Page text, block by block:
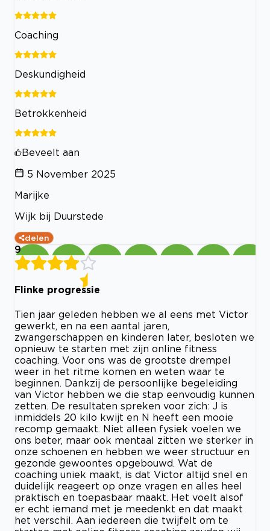
Coaching
Deskundigheid
Betrokkenheid
Beveelt aan
5 November 2025
Marijke
Wijk bij Duurstede
delen
9
Flinke progressie
Tien jaar geleden hebben we al eens met Victor
gewerkt, en na een aantal jaren,
zwangerschappen en kinderen later, besloten we
opnieuw te starten met zijn online fitness
coaching. Voor ons was de grootste drempel
weer in het ritme komen en weten waar te
beginnen. Dankzij de persoonlijke begeleiding
van Victor hebben we die stap eenvoudig kunnen
zetten. De resultaten spreken voor zich: J is
inmiddels 20 kilo kwijt en N heeft een mooie
recomp gemaakt. Niet alleen fysiek voelen we
ons beter, maar ook mentaal zitten we sterker in
onze schoenen en hebben we weer structuur en
gezonde gewoontes opgebouwd. Wat de
coaching uniek maakt, is dat Victor altijd snel en
duidelijk reageert op onze vragen en alles heel
praktisch en toepasbaar maakt. Het voelt alsof
er echt iemand met je meedenkt en dat maakt
het verschil. Aan iedereen die twijfelt om te